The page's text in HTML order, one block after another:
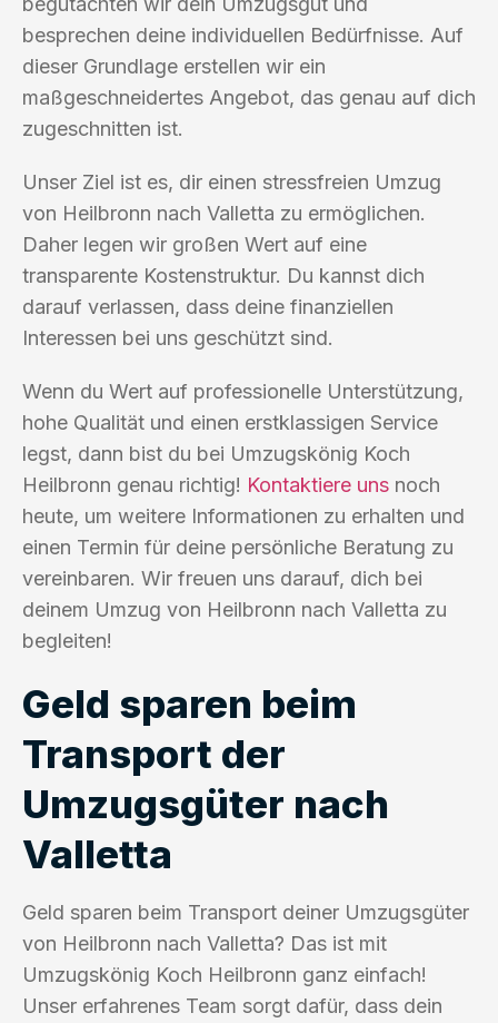
besprechen deine individuellen Bedürfnisse. Auf
dieser Grundlage erstellen wir ein
maßgeschneidertes Angebot, das genau auf dich
zugeschnitten ist.
Unser Ziel ist es, dir einen stressfreien Umzug
von Heilbronn nach Valletta zu ermöglichen.
Daher legen wir großen Wert auf eine
transparente Kostenstruktur. Du kannst dich
darauf verlassen, dass deine finanziellen
Interessen bei uns geschützt sind.
Wenn du Wert auf professionelle Unterstützung,
hohe Qualität und einen erstklassigen Service
legst, dann bist du bei Umzugskönig Koch
Heilbronn genau richtig! Kontaktiere uns noch
heute, um weitere Informationen zu erhalten und
einen Termin für deine persönliche Beratung zu
vereinbaren. Wir freuen uns darauf, dich bei
deinem Umzug von Heilbronn nach Valletta zu
begleiten!
Geld sparen beim
Transport der
Umzugsgüter nach
Valletta
Geld sparen beim Transport deiner Umzugsgüter
von Heilbronn nach Valletta? Das ist mit
Umzugskönig Koch Heilbronn ganz einfach!
Unser erfahrenes Team sorgt dafür, dass dein